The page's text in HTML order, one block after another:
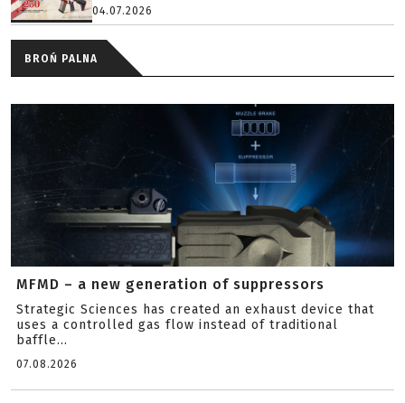
04.07.2026
BROŃ PALNA
MFMD – a new generation of suppressors
Strategic Sciences has created an exhaust device that
uses a controlled gas flow instead of traditional
baffle...
07.08.2026